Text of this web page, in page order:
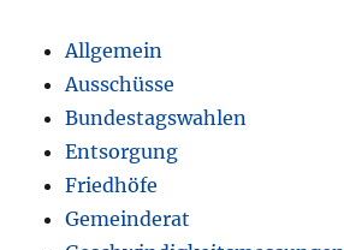
Allgemein
Ausschüsse
Bundestagswahlen
Entsorgung
Friedhöfe
Gemeinderat